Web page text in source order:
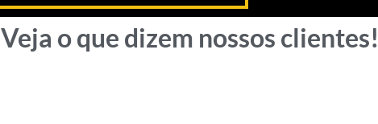
Veja o que dizem nossos clientes!